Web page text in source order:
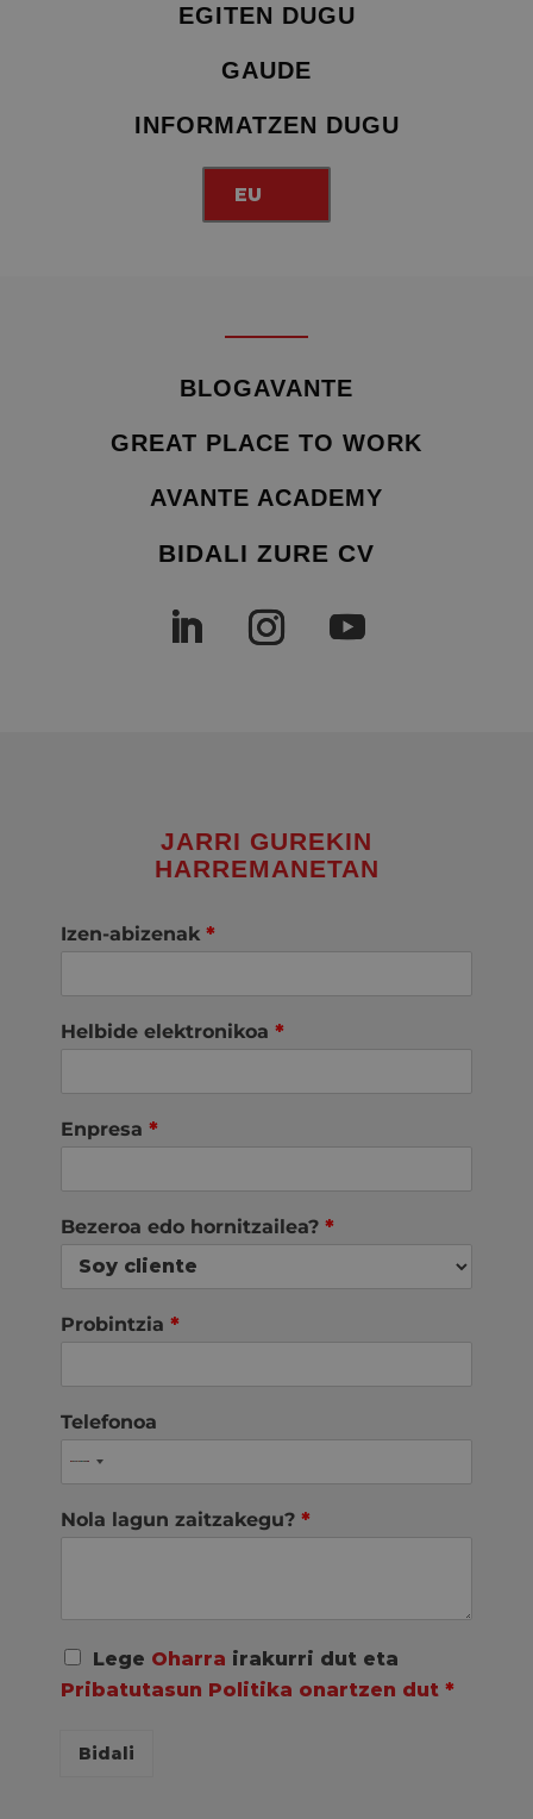
EGITEN DUGU
GAUDE
INFORMATZEN DUGU
EU
BLOGAVANTE
GREAT PLACE TO WORK
AVANTE ACADEMY
BIDALI ZURE CV
JARRI GUREKIN
HARREMANETAN
Izen-abizenak *
Helbide elektronikoa *
Enpresa *
Bezeroa edo hornitzailea? *
Probintzia *
Telefonoa
Nola lagun zaitzakegu? *
A
u
Lege Oharra irakurri dut eta
Pribatutasun Politika onartzen dut *
Bidali